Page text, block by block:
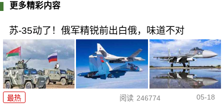
更多精彩内容
苏-35动了！俄军精锐前出白俄，味道不对
最热 阅读 246774 05-18